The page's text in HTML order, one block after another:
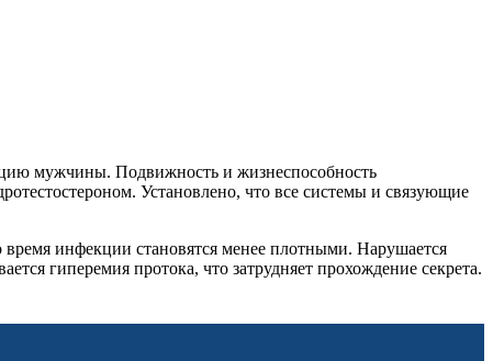
мужчины. Подвижность и жизнеспособность
Установлено, что все системы и связующие
инфекции становятся менее плотными. Нарушается
гиперемия протока, что затрудняет прохождение секрета.